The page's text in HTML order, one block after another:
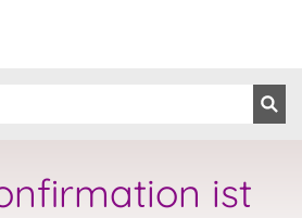
ist